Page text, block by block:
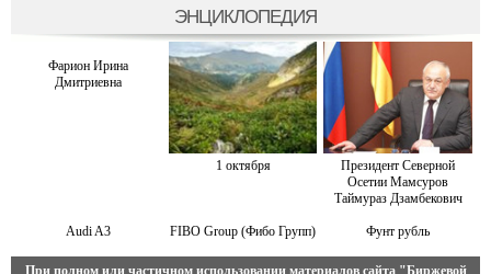
ЭНЦИКЛОПЕДИЯ
Фарион Ирина
Дмитриевна
1 октября
Президент Северной
Осетии Мамсуров
Таймураз Дзамбекович
Audi A3 FIBO Group (Фибо Групп) Фунт рубль
При полном или частичном использовании материалов сайта "Биржевой